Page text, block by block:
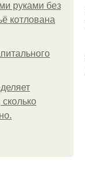
руками без
котлована